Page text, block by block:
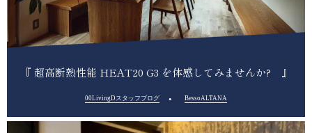
『 超高断熱性能 HEAT20 G3 を体感してみませんか? 』
00LivingDスタッフブログ BessoALTANA